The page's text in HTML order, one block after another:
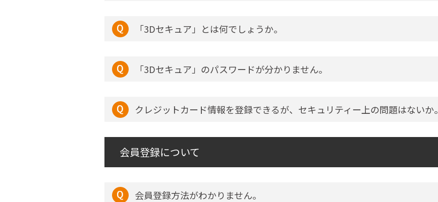
「3Dセキュア」とは何でしょうか。
「3Dセキュア」のパスワードが分かりません。
クレジットカード情報を登録できるが、セキュリティー上の問題はないか。
会員登録について
会員登録方法がわかりません。